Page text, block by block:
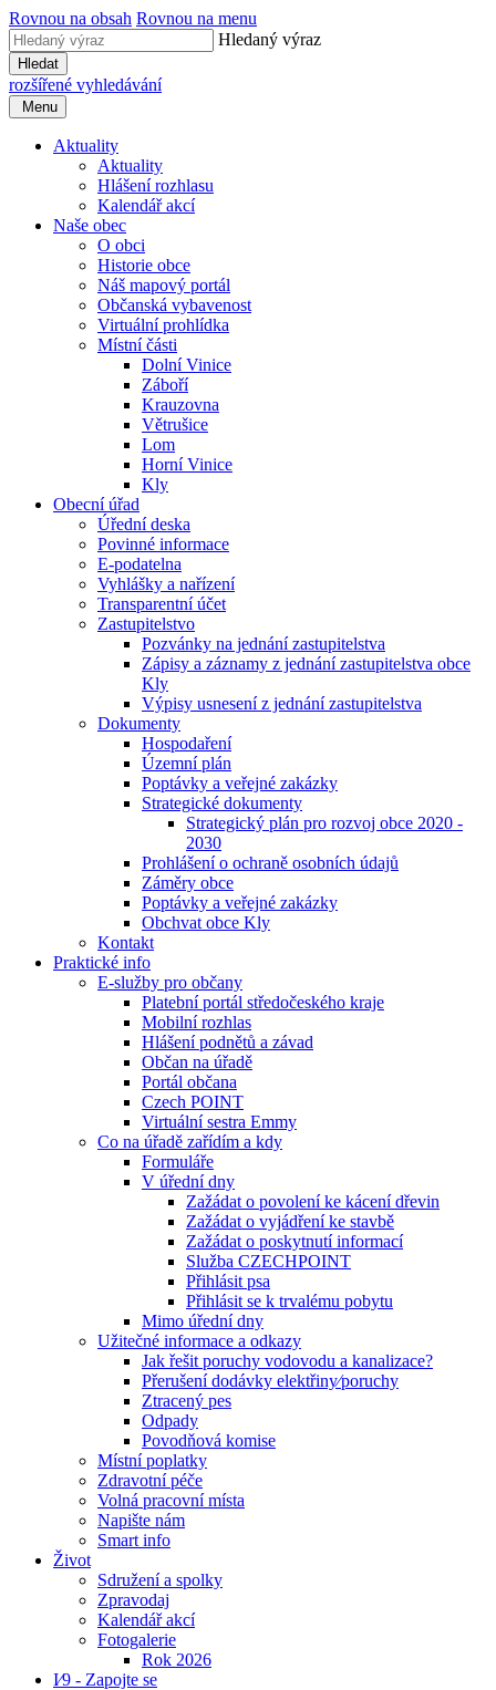
Rovnou na obsah Rovnou na menu
Hledaný výraz
Hledat
rozšířené vyhledávání
Menu
Aktuality
Aktuality
Hlášení rozhlasu
Kalendář akcí
Naše obec
O obci
Historie obce
Náš mapový portál
Občanská vybavenost
Virtuální prohlídka
Místní části
Dolní Vinice
Záboří
Krauzovna
Větrušice
Lom
Horní Vinice
Kly
Obecní úřad
Úřední deska
Povinné informace
E-podatelna
Vyhlášky a nařízení
Transparentní účet
Zastupitelstvo
Pozvánky na jednání zastupitelstva
Zápisy a záznamy z jednání zastupitelstva obce
Kly
Výpisy usnesení z jednání zastupitelstva
Dokumenty
Hospodaření
Územní plán
Poptávky a veřejné zakázky
Strategické dokumenty
Strategický plán pro rozvoj obce 2020 -
2030
Prohlášení o ochraně osobních údajů
Záměry obce
Poptávky a veřejné zakázky
Obchvat obce Kly
Kontakt
Praktické info
E-služby pro občany
Platební portál středočeského kraje
Mobilní rozhlas
Hlášení podnětů a závad
Občan na úřadě
Portál občana
Czech POINT
Virtuální sestra Emmy
Co na úřadě zařídím a kdy
Formuláře
V úřední dny
Zažádat o povolení ke kácení dřevin
Zažádat o vyjádření ke stavbě
Zažádat o poskytnutí informací
Služba CZECHPOINT
Přihlásit psa
Přihlásit se k trvalému pobytu
Mimo úřední dny
Užitečné informace a odkazy
Jak řešit poruchy vodovodu a kanalizace?
Přerušení dodávky elektřiny⁄poruchy
Ztracený pes
Odpady
Povodňová komise
Místní poplatky
Zdravotní péče
Volná pracovní místa
Napište nám
Smart info
Život
Sdružení a spolky
Zpravodaj
Kalendář akcí
Fotogalerie
Rok 2026
I⁄9 - Zapojte se